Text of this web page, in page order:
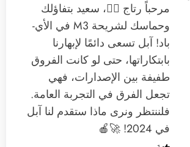
مرحباً رتاج 🙋‍♂️، سعيد بتفاؤلك
وحماسك لشريحة M3 في الأي-
باد! آبل تسعى دائمًا لإبهارنا
بابتكاراتها، حتى لو كانت الفروق
طفيفة بين الإصدارات، فهي
تجعل الفرق في التجربة العامة.
فلننتظر ونرى ماذا ستقدم لنا آبل
في 2024! 🚀🍎